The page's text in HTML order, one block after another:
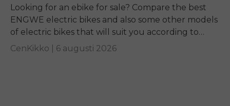
Looking for an ebike for sale? Compare the best
ENGWE electric bikes and also some other models
of electric bikes that will suit you according to
your requirements.
CenKikko | 6 augusti 2026